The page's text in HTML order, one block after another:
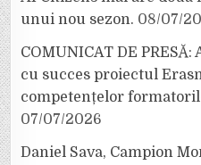
unui nou sezon. 08/07/
COMUNICAT DE
cu succes proiectul
competențelor
07/07/2026
Daniel Sava, Campion